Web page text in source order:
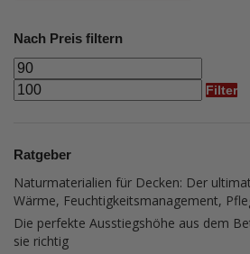
Nach Preis filtern
Filter
Ratgeber
Naturmaterialien für Decken: Der
Wärme, Feuchtigkeitsmanagement,
Die perfekte Ausstiegshöhe aus dem
sie richtig